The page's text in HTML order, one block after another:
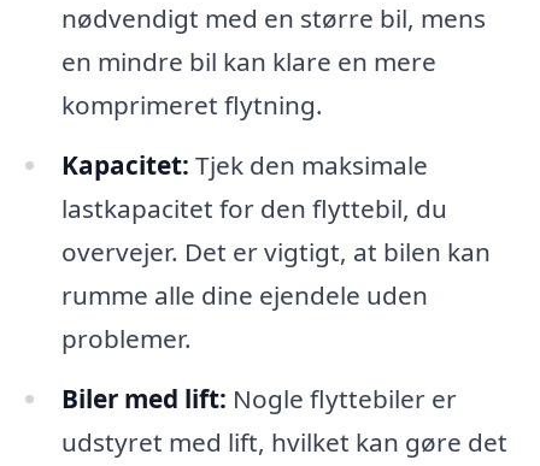
nødvendigt med en større bil, mens
en mindre bil kan klare en mere
komprimeret flytning.
Kapacitet: Tjek den maksimale
lastkapacitet for den flyttebil, du
overvejer. Det er vigtigt, at bilen kan
rumme alle dine ejendele uden
problemer.
Biler med lift: Nogle flyttebiler er
udstyret med lift, hvilket kan gøre det